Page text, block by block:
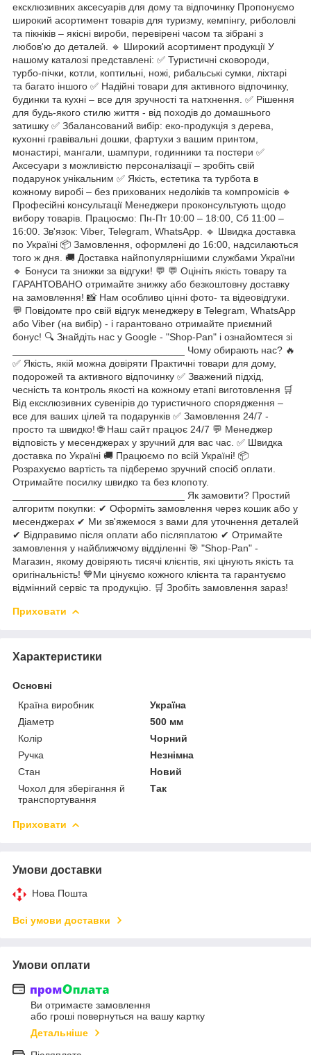
ексклюзивних аксесуарів для дому та відпочинку Пропонуємо
широкий асортимент товарів для туризму, кемпінгу, риболовлі
та пікніків – якісні вироби, перевірені часом та зібрані з
любов'ю до деталей. 🔹 Широкий асортимент продукції У
нашому каталозі представлені: ✅ Туристичні сковороди,
турбо-пічки, котли, коптильні, ножі, рибальські сумки, ліхтарі
та багато іншого ✅ Надійні товари для активного відпочинку,
будинки та кухні – все для зручності та натхнення. ✅ Рішення
для будь-якого стилю життя - від походів до домашнього
затишку ✅ Збалансований вибір: еко-продукція з дерева,
кухонні гравівальні дошки, фартухи з вашим принтом,
монастирі, мангали, шампури, годинники та постери ✅
Аксесуари з можливістю персоналізації – зробіть свій
подарунок унікальним ✅ Якість, естетика та турбота в
кожному виробі – без прихованих недоліків та компромісів 🔹
Професійні консультації Менеджери проконсультують щодо
вибору товарів. Працюємо: Пн-Пт 10:00 – 18:00, Сб 11:00 –
16:00. Зв'язок: Viber, Telegram, WhatsApp. 🔹 Швидка доставка
по Україні 📦 Замовлення, оформлені до 16:00, надсилаються
того ж дня. 🚚 Доставка найпопулярнішими службами України
🔹 Бонуси та знижки за відгуки! 💬 💬 Оцініть якість товару та
ГАРАНТОВАНО отримайте знижку або безкоштовну доставку
на замовлення! 📸 Нам особливо цінні фото- та відеовідгуки.
💬 Повідомте про свій відгук менеджеру в Telegram, WhatsApp
або Viber (на вибір) - і гарантовано отримайте приємний
бонус! 🔍 Знайдіть нас у Google - "Shop-Pan" і ознайомтеся зі
_______________________________ Чому обирають нас? 🔥
✅ Якість, якій можна довіряти Практичні товари для дому,
подорожей та активного відпочинку ✅ Зважений підхід,
чесність та контроль якості на кожному етапі виготовлення 🛒
Від ексклюзивних сувенірів до туристичного спорядження –
все для ваших цілей та подарунків ✅ Замовлення 24/7 -
просто та швидко! 🌐 Наш сайт працює 24/7 💬 Менеджер
відповість у месенджерах у зручний для вас час. ✅ Швидка
доставка по Україні 🚚 Працюємо по всій Україні! 📦
Розрахуємо вартість та підберемо зручний спосіб оплати.
Отримайте посилку швидко та без клопоту.
_______________________________ Як замовити? Простий
алгоритм покупки: ✔ Оформіть замовлення через кошик або у
месенджерах ✔ Ми зв'яжемося з вами для уточнення деталей
✔ Відправимо після оплати або післяплатою ✔ Отримайте
замовлення у найближчому відділенні 🎯 "Shop-Pan" -
Магазин, якому довіряють тисячі клієнтів, які цінують якість та
оригінальність! 💙Ми цінуємо кожного клієнта та гарантуємо
відмінний сервіс та продукцію. 🛒 Зробіть замовлення зараз!
Приховати
Характеристики
Основні
Країна виробник
Україна
Діаметр
500 мм
Колір
Чорний
Ручка
Незнімна
Стан
Новий
Чохол для зберігання й
транспортування
Так
Приховати
Умови доставки
Нова Пошта
Всі умови доставки
Умови оплати
Ви отримаєте замовлення
або гроші повернуться на вашу картку
Детальніше